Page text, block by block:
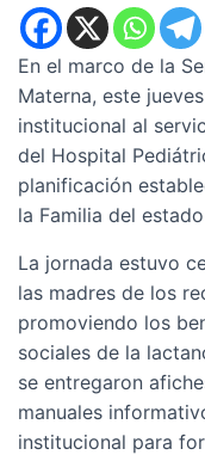
En el marco de la
Materna, este
institucional al
del Hospital
planificación
la Familia del
La jornada estuvo
las madres de los
promoviendo los
sociales de la
se entregaron
manuales
institucional para